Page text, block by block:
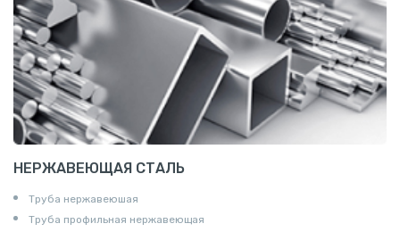
НЕРЖАВЕЮЩАЯ СТАЛЬ
Труба нержавеюшая
Труба профильная нержавеющая